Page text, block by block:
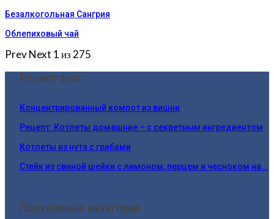
Безалкогольная Сангрия
Облепиховый чай
PrevNext 1 из 275
Рецепт дня:
Концентрированный компот из вишни
Рецепт: Котлеты домашние – с секретным ингредиентом
Котлеты из нута с грибами
Стейк из свиной шейки с лимоном, перцем и чесноком на…
Популярные категории